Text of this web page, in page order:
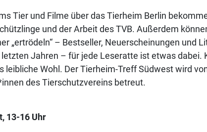
Tier und Filme über das Tierheim Berlin
und der Arbeit des TVB. Außerdem
„ertrödeln“ – Bestseller, Neuerscheinungen und
Jahren – für jede Leseratte ist etwas dabei.
leibliche Wohl. Der Tierheim-Treff Südwest wird
des Tierschutzvereins betreut.
13-16 Uhr